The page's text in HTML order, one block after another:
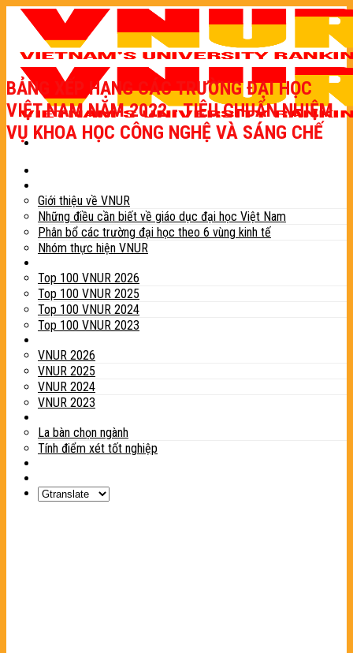
Skip
content
Giới thiệu về VNUR
Những điều cần biết về giáo dục đại học Việt Nam
Phân bổ các trường đại học theo 6 vùng kinh tế
Nhóm thực hiện VNUR
Top 100 VNUR 2026
Top 100 VNUR 2025
Top 100 VNUR 2024
Top 100 VNUR 2023
VNUR 2026
VNUR 2025
VNUR 2024
VNUR 2023
La bàn chọn ngành
Tính điểm xét tốt nghiệp
BẢNG XẾP HẠNG CÁC TRƯỜNG ĐẠI HỌC
VIỆT NAM NĂM 2022 - TIÊU CHUẨN NHIỆM
VỤ KHOA HỌC CÔNG NGHỆ VÀ SÁNG CHẾ